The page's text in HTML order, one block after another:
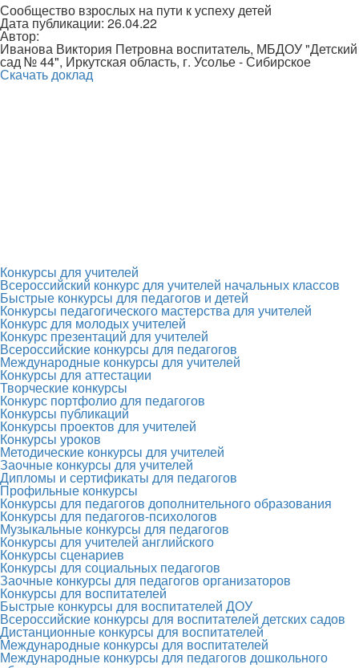
Сообщество взрослых на пути к успеху детей
Дата публикации: 26.04.22
Автор:
Иванова Виктория Петровна воспитатель, МБДОУ "Детский
сад № 44", Иркутская область, г. Усолье - Сибирское
Скачать доклад
Конкурсы для учителей
Всероссийский конкурс для учителей начальных классов
Быстрые конкурсы для педагогов и детей
Конкурсы педагогического мастерства для учителей
Конкурс для молодых учителей
Конкурс презентаций для учителей
Всероссийские конкурсы для педагогов
Международные конкурсы для учителей
Конкурсы для аттестации
Творческие конкурсы
Конкурс портфолио для педагогов
Конкурсы публикаций
Конкурсы проектов для учителей
Конкурсы уроков
Методические конкурсы для учителей
Заочные конкурсы для учителей
Дипломы и сертификаты для педагогов
Профильные конкурсы
Конкурсы для педагогов дополнительного образования
Конкурсы для педагогов-психологов
Музыкальные конкурсы для педагогов
Конкурсы для учителей английского
Конкурсы сценариев
Конкурсы для социальных педагогов
Заочные конкурсы для педагогов организаторов
Конкурсы для воспитателей
Быстрые конкурсы для воспитателей ДОУ
Всероссийские конкурсы для воспитателей детских садов
Дистанционные конкурсы для воспитателей
Международные конкурсы для воспитателей
Международные конкурсы для педагогов дошкольного